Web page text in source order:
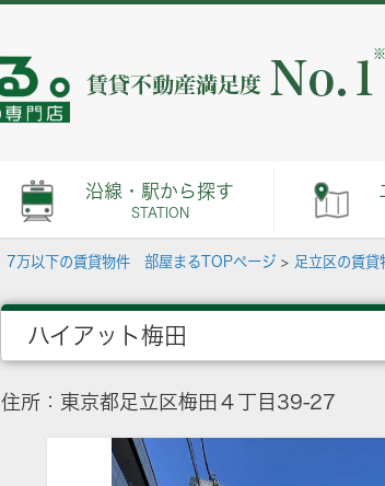
※
沿線・駅から探す
STATION
7万以下の賃貸物件 部屋まるTOPページ > 足立区の賃貸
ハイアット梅田
住所：東京都足立区梅田４丁目39-27